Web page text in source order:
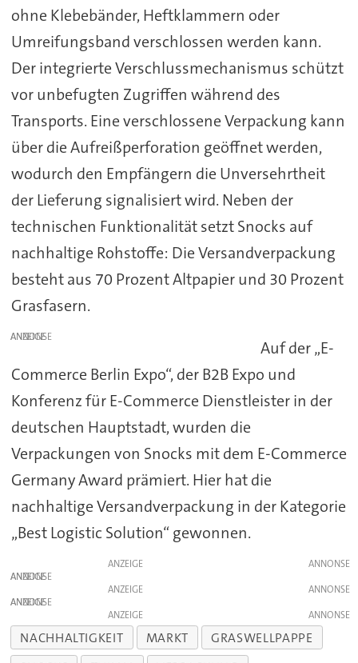
ohne Klebebänder, Heftklammern oder
Umreifungsband verschlossen werden kann.
Der integrierte Verschlussmechanismus schützt
vor unbefugten Zugriffen während des
Transports. Eine verschlossene Verpackung kann
über die Aufreißperforation geöffnet werden,
wodurch den Empfängern die Unversehrtheit
der Lieferung signalisiert wird. Neben der
technischen Funktionalität setzt Snocks auf
nachhaltige Rohstoffe: Die Versandverpackung
besteht aus 70 Prozent Altpapier und 30 Prozent
Grasfasern.
ANZEIGE
Auf der „E-
Commerce Berlin Expo“, der B2B Expo und
Konferenz für E-Commerce Dienstleister in der
deutschen Hauptstadt, wurden die
Verpackungen von Snocks mit dem E-Commerce
Germany Award prämiert. Hier hat die
nachhaltige Versandverpackung in der Kategorie
„Best Logistic Solution“ gewonnen.
ANZEIGE
ANZEIGE
ANZEIGE
ANZEIGE
ANZEIGE
NACHHALTIGKEIT MARKT
GRASWELLPAPPE